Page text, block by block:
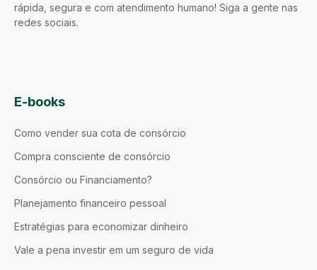
rápida, segura e com atendimento humano! Siga a gente nas
redes sociais.
E-books
Como vender sua cota de consórcio
Compra consciente de consórcio
Consórcio ou Financiamento?
Planejamento financeiro pessoal
Estratégias para economizar dinheiro
Vale a pena investir em um seguro de vida